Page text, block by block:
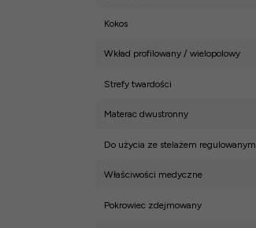
Kokos
Wkład profilowany / wielopolowy
Strefy twardości
Materac dwustronny
Do użycia ze stelażem regulowanym
Właściwości medyczne
Pokrowiec zdejmowany